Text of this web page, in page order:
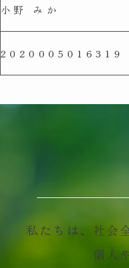
小野 みか
2020005016319
私たちは、社会
個人